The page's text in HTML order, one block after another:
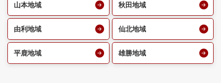
山本地域 秋田地域
由利地域 仙北地域
平鹿地域 雄勝地域